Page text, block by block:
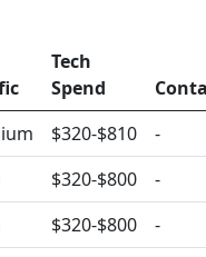
Tech
Spend
$320-$810
-
$320-$800
-
$320-$800
-